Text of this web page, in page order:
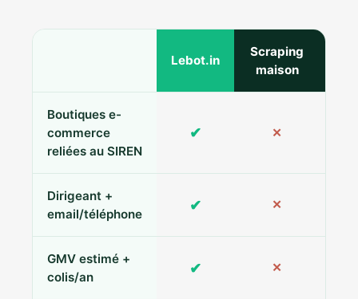
Lebot.in
Scraping
maison
Boutiques e-
commerce
reliées au SIREN
✔ ✕
Dirigeant +
email/téléphone
✔ ✕
GMV estimé +
colis/an
✔ ✕